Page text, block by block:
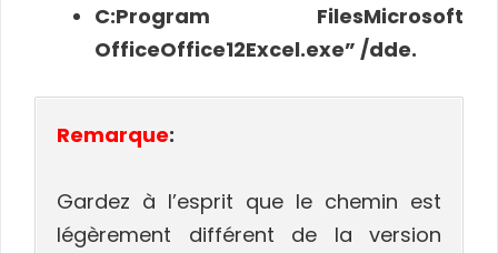
C:Program FilesMicrosoft
OfficeOffice12Excel.exe” /dde.
Remarque:
Gardez à l’esprit que le chemin est
légèrement différent de la version